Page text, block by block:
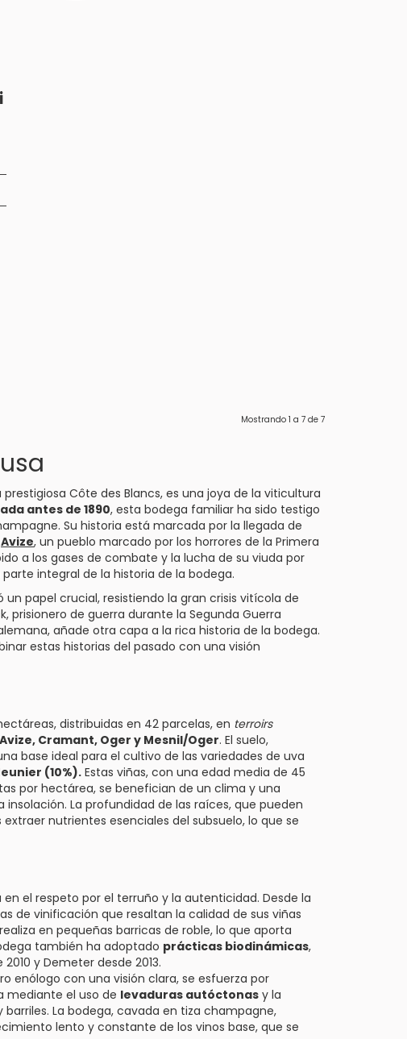
Mostrando 1 a 7de 7
Côte des Blancs, es una joya de la viticultura
antes de 1890, esta bodega familiar ha sido testigo
Su historia está marcada por la llegada de
Avize, un pueblo marcado por los horrores de la Primera
a los gases de combate y la lucha de su viuda por
integral de la historia de la bodega.
papel crucial, resistiendo la gran crisis vitícola de
prisionero de guerra durante la Segunda Guerra
añade otra capa a la rica historia de la bodega.
estas historias del pasado con una visión
distribuidas en 42 parcelas, en terroirs
Avize, Cramant, Oger y Mesnil/Oger. El suelo,
base ideal para el cultivo de las variedades de uva
(10%).Estas viñas, con una edad media de 45
por hectárea, se benefician de un clima y una
La profundidad de las raíces, que pueden
nutrientes esenciales del subsuelo, lo que se
el respeto por el terruño y la autenticidad. Desde la
de vinificación que resaltan la calidad de sus viñas
en pequeñas barricas de roble, lo que aporta
también ha adoptado prácticas biodinámicas,
y Demeter desde 2013.
enólogo con una visión clara, se esfuerza por
mediante el uso de levaduras autóctonas y la
La bodega, cavada en tiza champagne,
lento y constante de los vinos base, que se